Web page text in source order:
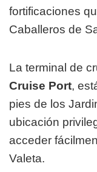
fortificaciones
Caballeros de
La terminal de
Cruise Port,
pies de los
ubicación
acceder
Valeta.